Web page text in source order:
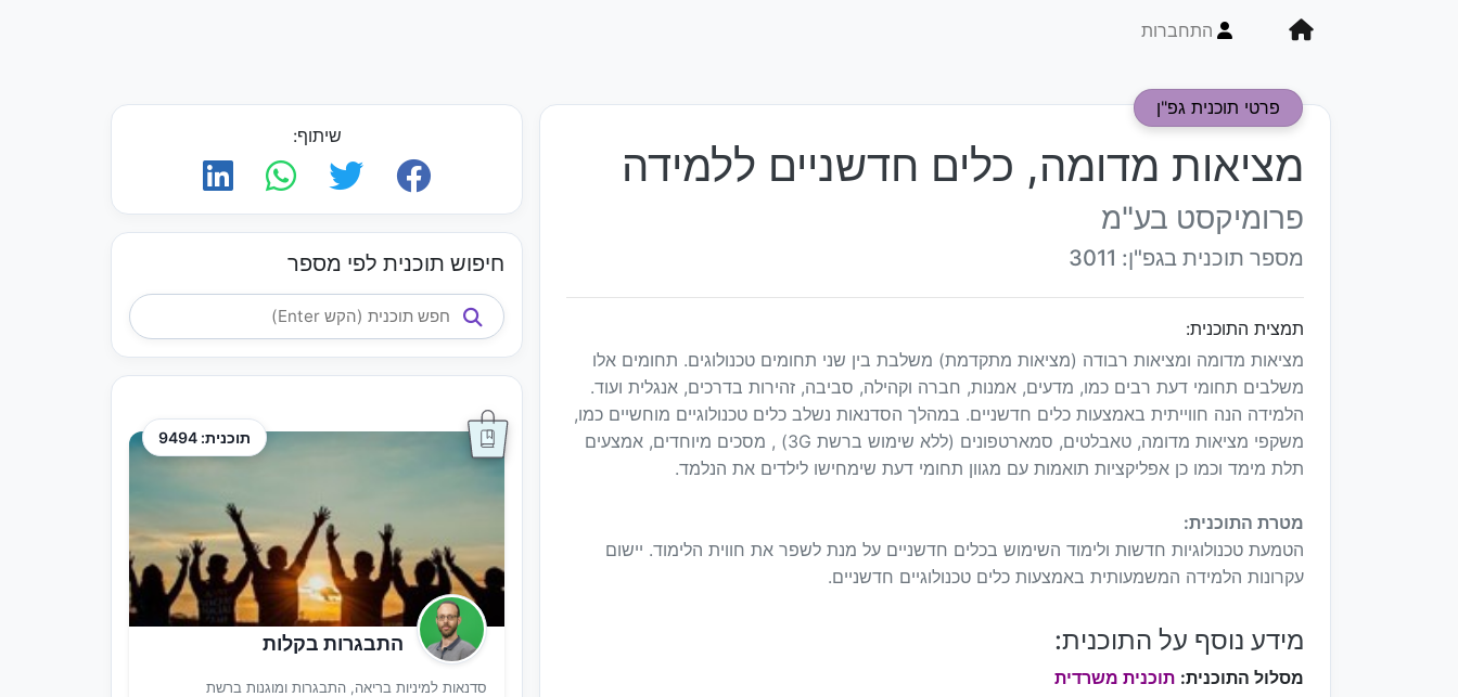
התחברות
פרטי תוכנית גפ"ן
מציאות מדומה, כלים חדשניים ללמידה
פרומיקסט בע"מ
מספר תוכנית בגפ"ן: 3011
תמצית התוכנית:
מציאות מדומה ומציאות רבודה (מציאות מתקדמת) משלבת בין שני תחומים טכנולוגים. תחומים אלו
משלבים תחומי דעת רבים כמו, מדעים, אמנות, חברה וקהילה, סביבה, זהירות בדרכים, אנגלית ועוד.
הלמידה הנה חווייתית באמצעות כלים חדשניים. במהלך הסדנאות נשלב כלים טכנולוגיים מוחשיים כמו,
משקפי מציאות מדומה, טאבלטים, סמארטפונים (ללא שימוש ברשת 3G) , מסכים מיוחדים, אמצעים
תלת מימד וכמו כן אפליקציות תואמות עם מגוון תחומי דעת שימחישו לילדים את הנלמד.
מטרת התוכנית:
הטמעת טכנולוגיות חדשות ולימוד השימוש בכלים חדשניים על מנת לשפר את חווית הלימוד. יישום
עקרונות הלמידה המשמעותית באמצעות כלים טכנולוגיים חדשניים.
מידע נוסף על התוכנית:
מסלול התוכנית: תוכנית משרדית
שיתוף:
חיפוש תוכנית לפי מספר
תוכנית: 9494
התבגרות בקלות
סדנאות למיניות בריאה, התבגרות ומוגנות ברשת